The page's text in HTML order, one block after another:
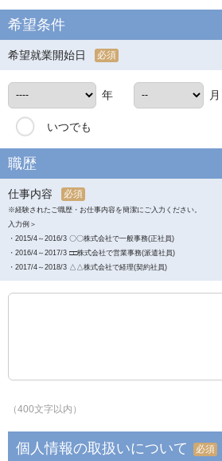
希望条件
希望就業開始日 必須
年 月
いつでも
職歴
仕事内容 必須
※経験されたご職歴・お仕事内容を簡潔にご入力ください。
入力例＞
・2015/4～2016/3 〇〇株式会社で一般事務(正社員)
・2016/4～2017/3 □□株式会社で営業事務(派遣社員)
・2017/4～2018/3 △△株式会社で経理(契約社員)
（400文字以内）
個人情報の取扱いについて 必須